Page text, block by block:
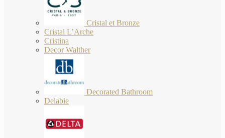
Cristal et Bronze
Cristal L’Arche
Cristina
Decor Walther
Decorated Bathroom
Delabie